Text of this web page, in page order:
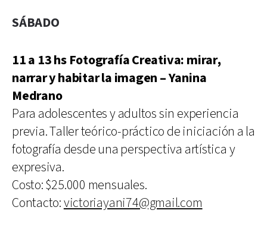
SÁBADO
11 a 13 hs Fotografía Creativa: mirar,
narrar y habitar la imagen – Yanina
Medrano
Para adolescentes y adultos sin experiencia
previa. Taller teórico-práctico de iniciación a la
fotografía desde una perspectiva artística y
expresiva.
Costo: $25.000 mensuales.
Contacto:victoriayani74@gmail.com